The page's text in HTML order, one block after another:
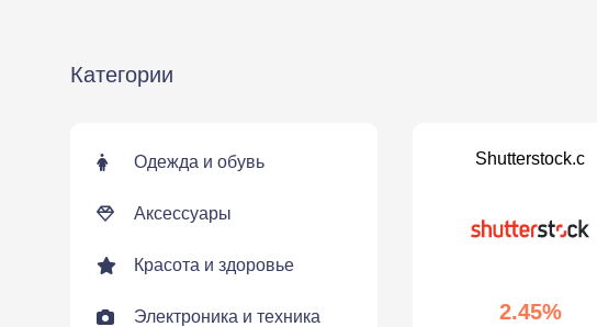
Категории
Одежда и обувь
Аксессуары
Красота и здоровье
Электроника и техника
Shutterstock.c
2.45%